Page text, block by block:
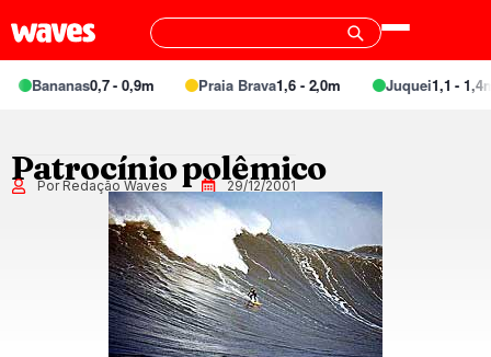
Bananas0,7 - 0,9m Praia Brava1,6 - 2,0m Juquei1,1 - 1,4m
Patrocínio polêmico
Por Redação Waves 29/12/2001